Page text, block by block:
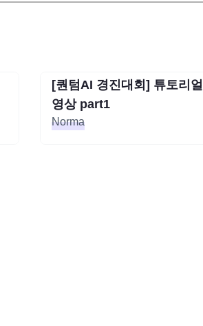
종료
[퀀텀AI 경진대회] 튜토리얼
영상 part1
Norma
[퀀텀AI 경진대회] 튜토리얼
영상 part1
Norma